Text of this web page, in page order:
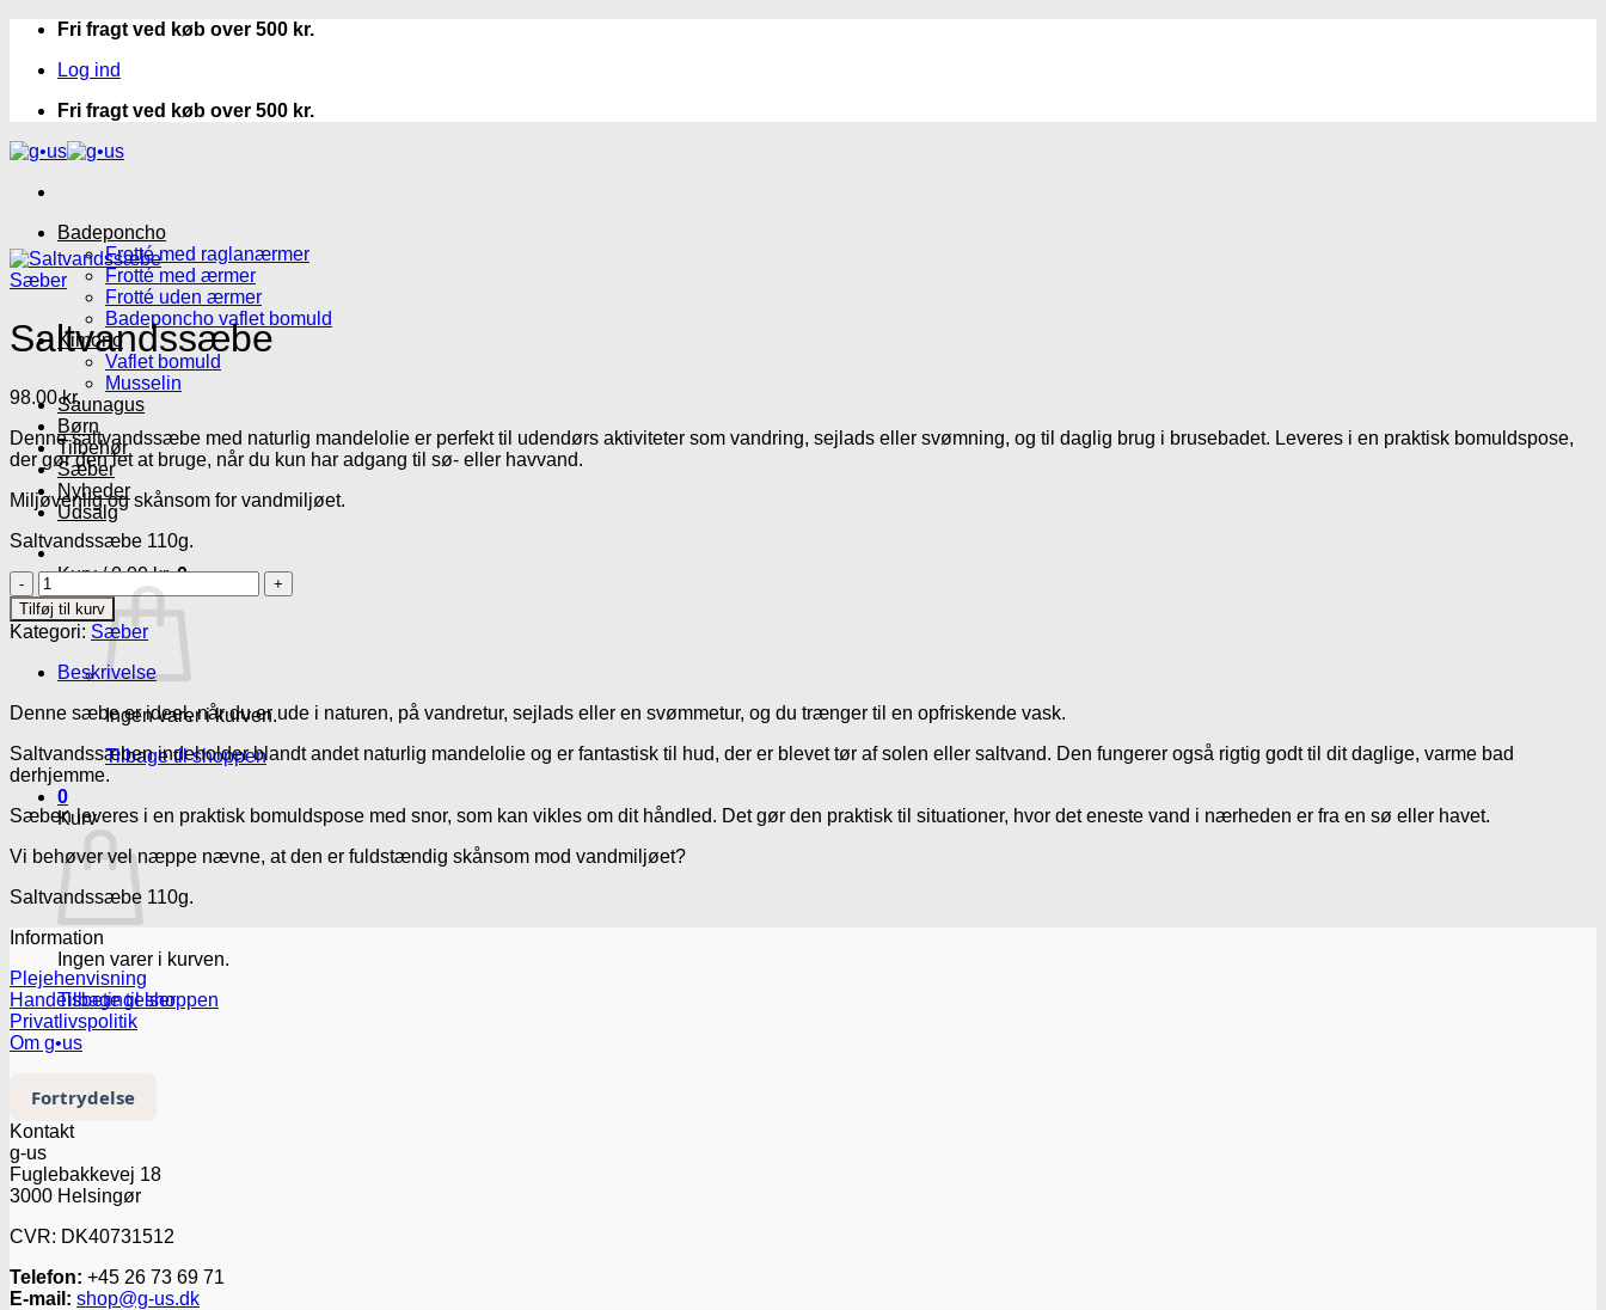
Fortsæt
indhold
Fri fragt ved køb over 500 kr.
Log ind
Fri fragt ved køb over 500 kr.
Badeponcho
Frotté med raglanærmer
Frotté med ærmer
Frotté uden ærmer
Badeponcho vaflet bomuld
Kimono
Vaflet bomuld
Musselin
Saunagus
Børn
Tilbehør
Sæber
Nyheder
Udsalg
Kurv /0.00kr. 0
Ingen varer i kurven.
Tilbage til shoppen
0
Kurv
Ingen varer i kurven.
Tilbage til shoppen
Sæber
Saltvandssæbe
98.00kr.
Denne saltvandssæbe med naturlig mandelolie er perfekt til udendørs aktiviteter som vandring, sejlads eller svømning, og til daglig brug i brusebadet. Leveres i en praktisk bomuldspose,
der gør den let at bruge, når du kun har adgang til sø- eller havvand.
Miljøvenlig og skånsom for vandmiljøet.
Saltvandssæbe 110g.
Saltvandssæbe
antal
Tilføj til kurv
Kategori: Sæber
Beskrivelse
Denne sæbe er ideel, når du er ude i naturen, på vandretur, sejlads eller en svømmetur, og du trænger til en opfriskende vask.
Saltvandssæben indeholder blandt andet naturlig mandelolie og er fantastisk til hud, der er blevet tør af solen eller saltvand. Den fungerer også rigtig godt til dit daglige, varme bad
derhjemme.
Sæben leveres i en praktisk bomuldspose med snor, som kan vikles om dit håndled. Det gør den praktisk til situationer, hvor det eneste vand i nærheden er fra en sø eller havet.
Vi behøver vel næppe nævne, at den er fuldstændig skånsom mod vandmiljøet?
Saltvandssæbe 110g.
Information
Plejehenvisning
Handelsbetingelser
Privatlivspolitik
Om g•us
Fortrydelse
Kontakt
g-us
Fuglebakkevej 18
3000 Helsingør
CVR: DK40731512
Telefon: +45 26 73 69 71‬
E-mail: shop@g-us.dk